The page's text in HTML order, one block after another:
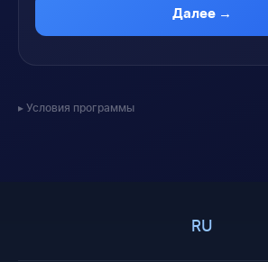
Далее →
Условия программы
RU